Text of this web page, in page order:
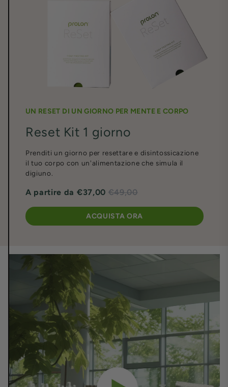
UN RESET DI UN GIORNO PER MENTE E CORPO
Reset Kit 1 giorno
Prenditi un giorno per resettare e disintossicazione
il tuo corpo con un'alimentazione che simula il
digiuno.
A partire da €37,00 €49,00
ACQUISTA ORA